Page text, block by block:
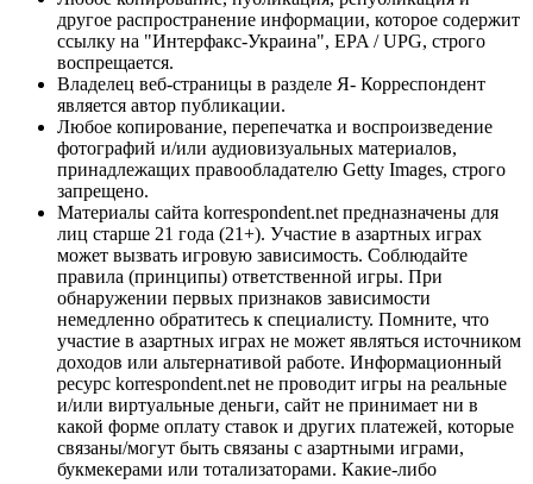
другое распространение информации, которое содержит
ссылку на "Интерфакс-Украина", EPA / UPG, строго
воспрещается.
Владелец веб-страницы в разделе Я- Корреспондент
является автор публикации.
Любое копирование, перепечатка и воспроизведение
фотографий и/или аудиовизуальных материалов,
принадлежащих правообладателю Getty Images, строго
запрещено.
Материалы сайта korrespondent.net предназначены для
лиц старше 21 года (21+). Участие в азартных играх
может вызвать игровую зависимость. Соблюдайте
правила (принципы) ответственной игры. При
обнаружении первых признаков зависимости
немедленно обратитесь к специалисту. Помните, что
участие в азартных играх не может являться источником
доходов или альтернативой работе. Информационный
ресурс korrespondent.net не проводит игры на реальные
и/или виртуальные деньги, сайт не принимает ни в
какой форме оплату ставок и других платежей, которые
связаны/могут быть связаны с азартными играми,
букмекерами или тотализаторами. Какие-либо